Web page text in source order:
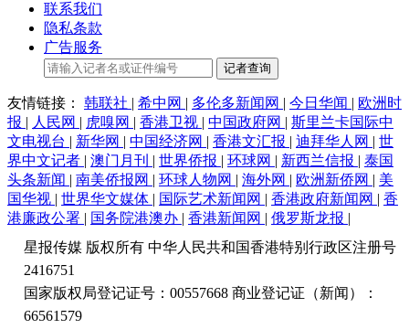
联系我们
隐私条款
广告服务
记者查询
友情链接： 韩联社 | 希中网 | 多伦多新闻网 | 今日华闻 | 欧洲时
报 | 人民网 | 虎嗅网 | 香港卫视 | 中国政府网 | 斯里兰卡国际中
文电视台 | 新华网 | 中国经济网 | 香港文汇报 | 迪拜华人网 | 世
界中文记者 | 澳门月刊 | 世界侨报 | 环球网 | 新西兰信报 | 泰国
头条新闻 | 南美侨报网 | 环球人物网 | 海外网 | 欧洲新侨网 | 美
国华视 | 世界华文媒体 | 国际艺术新闻网 | 香港政府新闻网 | 香
港廉政公署 | 国务院港澳办 | 香港新闻网 | 俄罗斯龙报 |
星报传媒 版权所有 中华人民共和国香港特别行政区注册号
2416751
国家版权局登记证号：00557668 商业登记证（新闻）：
66561579